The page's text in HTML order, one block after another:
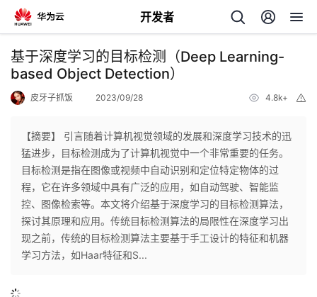
开发者
返
回
个
人
主
我
的
我
基于深度学习的目标检测（Deep Learning-
based Object Detection）
皮牙子抓饭 2023/09/28 4.8k+
【摘要】 引言随着计算机视觉领域的发展和深度学习技术的迅
猛进步，目标检测成为了计算机视觉中一个非常重要的任务。
目标检测是指在图像或视频中自动识别和定位特定物体的过
程，它在许多领域中具有广泛的应用，如自动驾驶、智能监
控、图像检索等。本文将介绍基于深度学习的目标检测算法，
探讨其原理和应用。传统目标检测算法的局限性在深度学习出
现之前，传统的目标检测算法主要基于手工设计的特征和机器
学习方法，如Haar特征和S...